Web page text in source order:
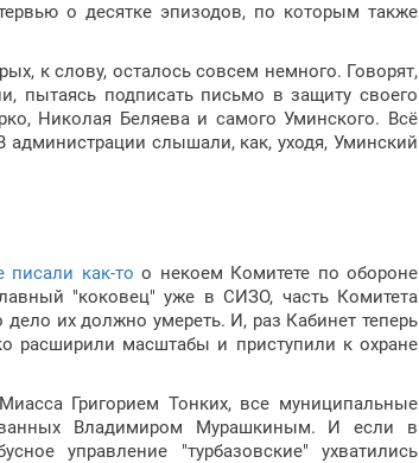
о десятке эпизодов, по которым также
к слову, осталось совсем немного. Говорят,
пытаясь подписать письмо в защиту своего
Николая Беляева и самого Уминского. Всё
слышали, как, уходя, Уминский
писали как-то о некоем Комитете по обороне
"коковец" уже в СИЗО, часть Комитета
дело их должно умереть. И, раз Кабинет теперь
расширили масштабы и приступили к охране
Григорием Тонких, все муниципальные
Владимиром Мурашкиным. И если в
управление "турбазовские" ухватились